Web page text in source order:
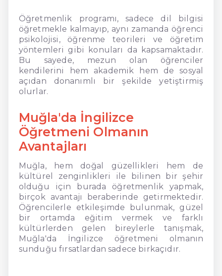
Öğretmenlik programı, sadece dil bilgisi
öğretmekle kalmayıp, aynı zamanda öğrenci
psikolojisi, öğrenme teorileri ve öğretim
yöntemleri gibi konuları da kapsamaktadır.
Bu sayede, mezun olan öğrenciler
kendilerini hem akademik hem de sosyal
açıdan donanımlı bir şekilde yetiştirmiş
olurlar.
Muğla'da İngilizce
Öğretmeni Olmanın
Avantajları
Muğla, hem doğal güzellikleri hem de
kültürel zenginlikleri ile bilinen bir şehir
olduğu için burada öğretmenlik yapmak,
birçok avantajı beraberinde getirmektedir.
Öğrencilerle etkileşimde bulunmak, güzel
bir ortamda eğitim vermek ve farklı
kültürlerden gelen bireylerle tanışmak,
Muğla'da İngilizce öğretmeni olmanın
sunduğu fırsatlardan sadece birkaçıdır.